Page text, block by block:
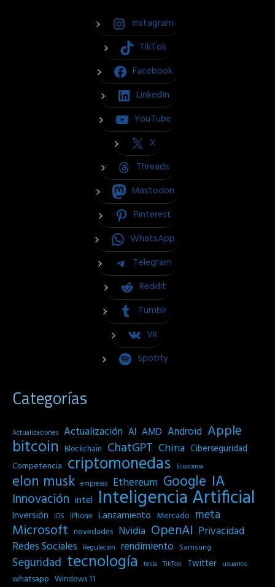
Instagram
TikTok
Facebook
LinkedIn
YouTube
X
Threads
Mastodon
Pinterest
WhatsApp
Telegram
Reddit
Tumblr
VK
Spotify
Categorías
Actualizaciones Actualización AI AMD Android Apple
bitcoin Blockchain ChatGPT China Ciberseguridad
Competencia criptomonedas Economia
elon musk empresas Ethereum Google IA
Innovación intel Inteligencia Artificial
Inversión iOS iPhone Lanzamiento Mercado meta
Microsoft novedades Nvidia OpenAI Privacidad
Redes Sociales
Regulación rendimiento Samsung
Seguridad tecnología tesla TikTok Twitter usuarios
whatsapp Windows 11